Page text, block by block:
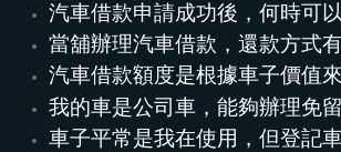
汽車借款申請成功後，何時可
當舖辦理汽車借款，還款方式
汽車借款額度是根據車子價值
我的車是公司車，能夠辦理免
車子平常是我在使用，但登記